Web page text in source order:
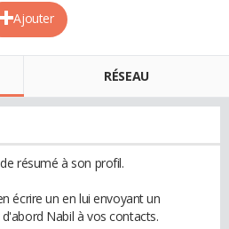
Ajouter
RÉSEAU
résumé à son profil.
écrire un en lui envoyant un
Nabil à vos contacts.